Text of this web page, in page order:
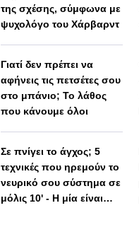
της σχέσης, σύμφωνα με
ψυχολόγο του Χάρβαρντ
Γιατί δεν πρέπει να
αφήνεις τις πετσέτες σου
στο μπάνιο; Το λάθος
που κάνουμε όλοι
Σε πνίγει το άγχος; 5
τεχνικές που ηρεμούν το
νευρικό σου σύστημα σε
μόλις 10' - Η μία είναι